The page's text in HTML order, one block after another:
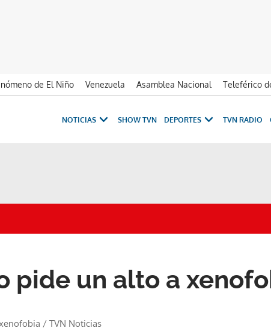
de El Niño Venezuela Asamblea Nacional Teleférico
NOTICIAS SHOW TVN DEPORTES TVN RADIO
pide un alto a
/ TVN Noticias